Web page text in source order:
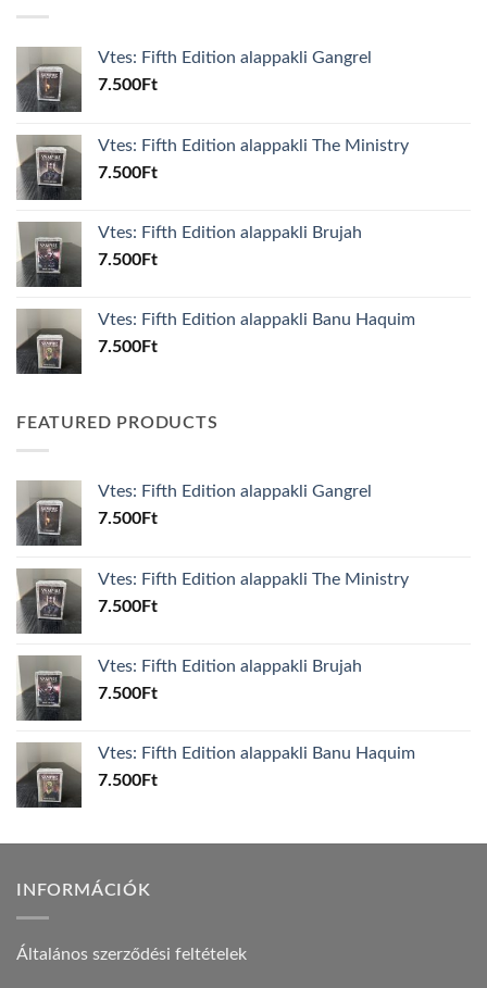
Vtes: Fifth Edition alappakli Gangrel
7.500Ft
Vtes: Fifth Edition alappakli The Ministry
7.500Ft
Vtes: Fifth Edition alappakli Brujah
7.500Ft
Vtes: Fifth Edition alappakli Banu Haquim
7.500Ft
FEATURED PRODUCTS
Vtes: Fifth Edition alappakli Gangrel
7.500Ft
Vtes: Fifth Edition alappakli The Ministry
7.500Ft
Vtes: Fifth Edition alappakli Brujah
7.500Ft
Vtes: Fifth Edition alappakli Banu Haquim
7.500Ft
INFORMÁCIÓK
Általános szerződési feltételek